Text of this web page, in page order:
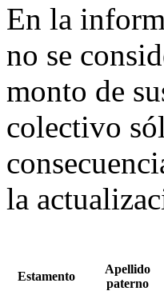
En la
no se
monto de
colectivo
la
Estamento
Apellido
paterno